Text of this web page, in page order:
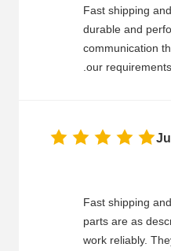
quality and
cooperate.
Fast shipping
durable and
communication
our
Fast shipping
parts are as
work reliably.